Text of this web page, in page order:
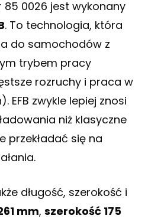
0026 jest wykonany
. To technologia, która
do samochodów z
trybem pracy
rozruchy i praca w
EFB zwykle lepiej znosi
niż klasyczne
przekładać się na
długość, szerokość i
mm, szerokość 175